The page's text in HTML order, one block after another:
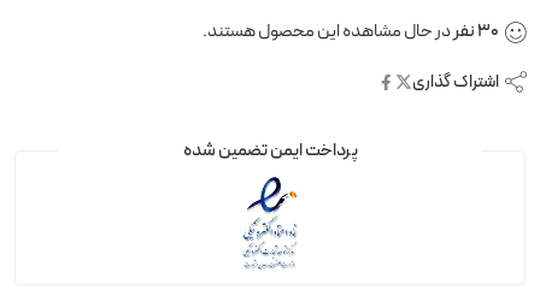
30نفردر حال مشاهده این محصول هستند.
اشتراک گذاری
پرداخت ایمن تضمین شده